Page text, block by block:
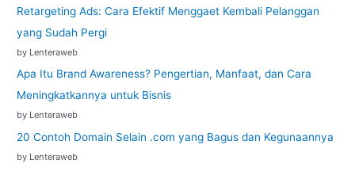
Retargeting Ads: Cara Efektif Menggaet Kembali Pelanggan
yang Sudah Pergi
by Lenteraweb
Apa Itu Brand Awareness? Pengertian, Manfaat, dan Cara
Meningkatkannya untuk Bisnis
by Lenteraweb
20 Contoh Domain Selain .com yang Bagus dan Kegunaannya
by Lenteraweb